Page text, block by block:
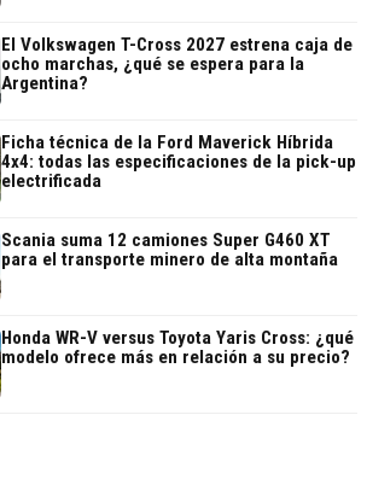
El Volkswagen T-Cross 2027 estrena caja de
ocho marchas, ¿qué se espera para la
Argentina?
Ficha técnica de la Ford Maverick Híbrida
4x4: todas las especificaciones de la pick-up
electrificada
Scania suma 12 camiones Super G460 XT
para el transporte minero de alta montaña
Honda WR-V versus Toyota Yaris Cross: ¿qué
modelo ofrece más en relación a su precio?